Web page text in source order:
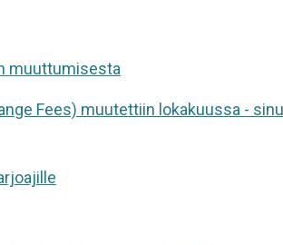
muuttumisesta
Fees) muutettiin lokakuussa -